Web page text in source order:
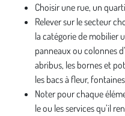
Choisir une rue, un
Relever sur le secteur
la catégorie de mobilier
panneaux ou colonnes
abribus, les bornes et
les bacs à fleur,
Noter pour chaque
le ou les services qu’il